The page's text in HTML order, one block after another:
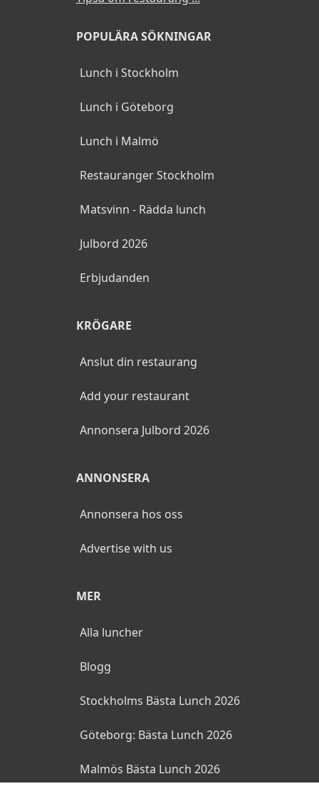
POPULÄRA SÖKNINGAR
Lunch i Stockholm
Lunch i Göteborg
Lunch i Malmö
Restauranger Stockholm
Matsvinn - Rädda lunch
Julbord 2026
Erbjudanden
KRÖGARE
Anslut din restaurang
Add your restaurant
Annonsera Julbord 2026
ANNONSERA
Annonsera hos oss
Advertise with us
MER
Alla luncher
Blogg
Stockholms Bästa Lunch 2026
Göteborg: Bästa Lunch 2026
Malmös Bästa Lunch 2026